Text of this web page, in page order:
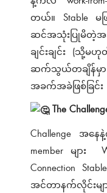
တယ်။ Stable
ဆင်အသုံးပြု
ချင်းချင်း (သို့မ
ဆက်သွယ်တချိန်မှ
အခက်အခဲဖြစ်ခြ
The
Challenge အ
member များ
Connection
အင်တာနက်လိုင်းမ